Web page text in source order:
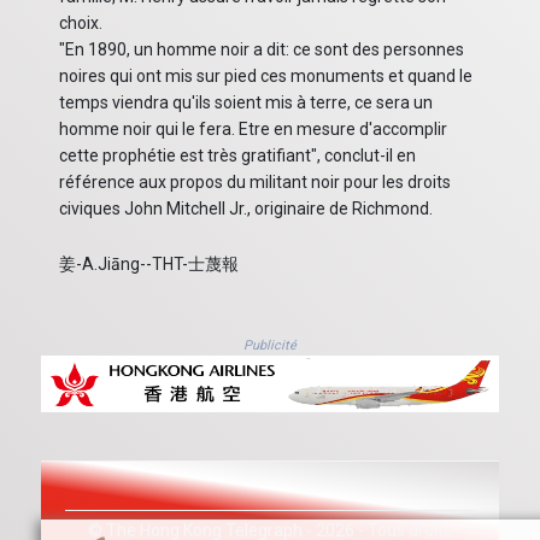
choix.
"En 1890, un homme noir a dit: ce sont des personnes
noires qui ont mis sur pied ces monuments et quand le
temps viendra qu'ils soient mis à terre, ce sera un
homme noir qui le fera. Etre en mesure d'accomplir
cette prophétie est très gratifiant", conclut-il en
référence aux propos du militant noir pour les droits
civiques John Mitchell Jr., originaire de Richmond.
姜-A.Jiāng--THT-士蔑報
Publicité